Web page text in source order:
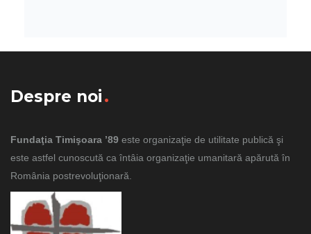
Despre noi
Fundaţia Timişoara ’89 este organizaţie de utilitate publică şi
este astfel cunoscută ca întâia organizaţie umanitară apărută în
România postrevoluţionară.